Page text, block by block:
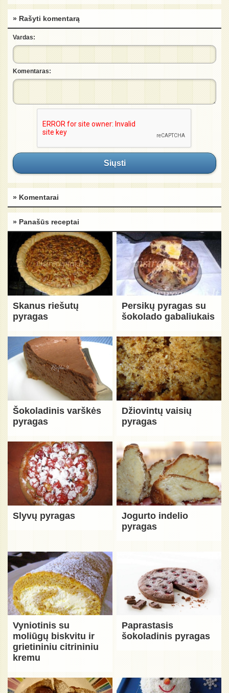
» Rašyti komentarą
Vardas:
Komentaras:
Siųsti
» Komentarai
» Panašūs receptai
Skanus riešutų
pyragas
Persikų pyragas su
šokolado gabaliukais
Šokoladinis varškės
pyragas
Džiovintų vaisių
pyragas
Slyvų pyragas
Jogurto indelio
pyragas
Vyniotinis su
moliūgų biskvitu ir
grietininiu citrininiu
kremu
Paprastasis
šokoladinis pyragas